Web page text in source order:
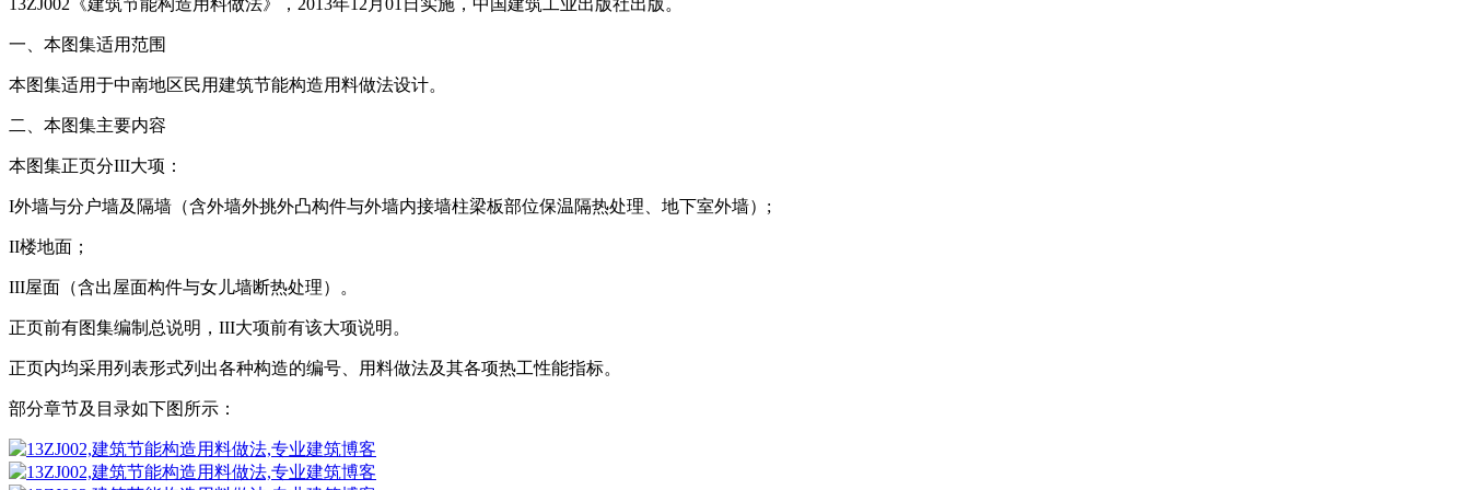
一、本图集适用范围
本图集适用于中南地区民用建筑节能构造用料做法设计。
二、本图集主要内容
本图集正页分III大项：
I外墙与分户墙及隔墙（含外墙外挑外凸构件与外墙内接墙柱梁板部位保温隔热处理、地下室外墙）;
II楼地面；
III屋面（含出屋面构件与女儿墙断热处理）。
正页前有图集编制总说明，III大项前有该大项说明。
正页内均采用列表形式列出各种构造的编号、用料做法及其各项热工性能指标。
部分章节及目录如下图所示：